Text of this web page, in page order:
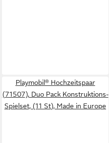
Playmobil® Hochzeitspaar
(71507), Duo Pack Konstruktions-
Spielset, (11 St), Made in Europe